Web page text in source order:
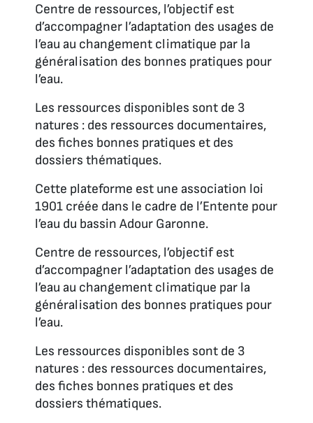
Centre de ressources, l’objectif est
d’accompagner l’adaptation des usages de
l’eau au changement climatique par la
généralisation des bonnes pratiques pour
l’eau.
Les ressources disponibles sont de 3
natures : des ressources documentaires,
des fiches bonnes pratiques et des
dossiers thématiques.
Cette plateforme est une association loi
1901 créée dans le cadre de l’Entente pour
l’eau du bassin Adour Garonne.
Centre de ressources, l’objectif est
d’accompagner l’adaptation des usages de
l’eau au changement climatique par la
généralisation des bonnes pratiques pour
l’eau.
Les ressources disponibles sont de 3
natures : des ressources documentaires,
des fiches bonnes pratiques et des
dossiers thématiques.